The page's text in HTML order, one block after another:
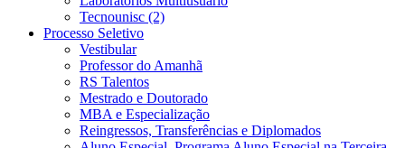
Tecnounisc (2)
Processo Seletivo
Vestibular
Professor do Amanhã
RS Talentos
Mestrado e Doutorado
MBA e Especialização
Reingressos, Transferências e Diplomados